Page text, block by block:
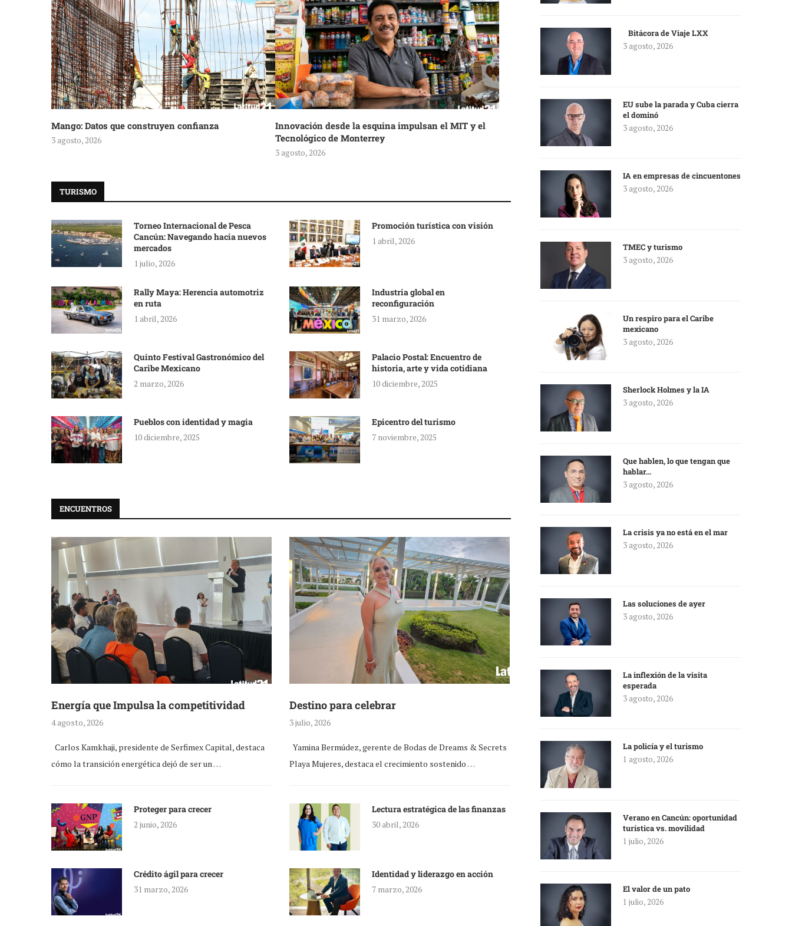
Mango: Datos que construyen confianza
3 agosto, 2026
Innovación desde la esquina impulsan el MIT y el
Tecnológico de Monterrey
3 agosto, 2026
TURISMO
Torneo Internacional de Pesca
Cancún: Navegando hacia nuevos
mercados
1 julio, 2026
Promoción turística con visión
1 abril, 2026
Rally Maya: Herencia automotriz
en ruta
1 abril, 2026
Industria global en
reconfiguración
31 marzo, 2026
Quinto Festival Gastronómico del
Caribe Mexicano
2 marzo, 2026
Palacio Postal: Encuentro de
historia, arte y vida cotidiana
10 diciembre, 2025
Pueblos con identidad y magia
10 diciembre, 2025
Epicentro del turismo
7 noviembre, 2025
ENCUENTROS
Energía que Impulsa la competitividad
4 agosto, 2026
Carlos Kamkhaji, presidente de Serfimex Capital, destaca
cómo la transición energética dejó de ser un …
Destino para celebrar
3 julio, 2026
Yamina Bermúdez, gerente de Bodas de Dreams & Secrets
Playa Mujeres, destaca el crecimiento sostenido …
Proteger para crecer
2 junio, 2026
Lectura estratégica de las finanzas
30 abril, 2026
Crédito ágil para crecer
31 marzo, 2026
Identidad y liderazgo en acción
7 marzo, 2026
Bitácora de Viaje LXX
3 agosto, 2026
EU sube la parada y Cuba cierra
el dominó
3 agosto, 2026
IA en empresas de cincuentones
3 agosto, 2026
TMEC y turismo
3 agosto, 2026
Un respiro para el Caribe
mexicano
3 agosto, 2026
Sherlock Holmes y la IA
3 agosto, 2026
Que hablen, lo que tengan que
hablar…
3 agosto, 2026
La crisis ya no está en el mar
3 agosto, 2026
Las soluciones de ayer
3 agosto, 2026
La inflexión de la visita
esperada
3 agosto, 2026
La policía y el turismo
1 agosto, 2026
Verano en Cancún: oportunidad
turística vs. movilidad
1 julio, 2026
El valor de un pato
1 julio, 2026